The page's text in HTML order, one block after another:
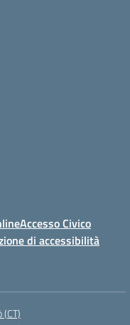
Accesso Civico
di accessibilità